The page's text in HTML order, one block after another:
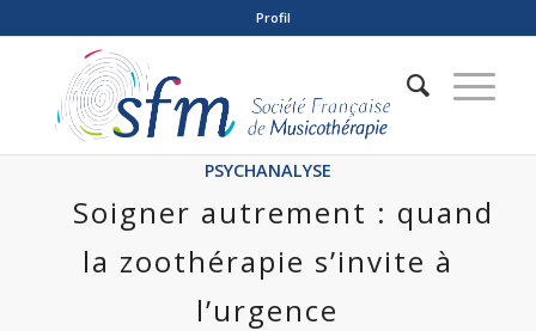
Profil
PSYCHANALYSE
Soigner autrement : quand
la zoothérapie s’invite à
l’urgence